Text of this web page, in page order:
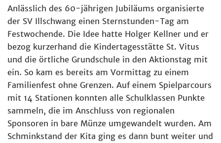
Anlässlich des 60-jährigen Jubiläums organisierte
der SV Illschwang einen Sternstunden-Tag am
Festwochende. Die Idee hatte Holger Kellner und er
bezog kurzerhand die Kindertagesstätte St. Vitus
und die örtliche Grundschule in den Aktionstag mit
ein. So kam es bereits am Vormittag zu einem
Familienfest ohne Grenzen. Auf einem Spielparcours
mit 14 Stationen konnten alle Schulklassen Punkte
sammeln, die im Anschluss von regionalen
Sponsoren in bare Münze umgewandelt wurden. Am
Schminkstand der Kita ging es dann bunt weiter und